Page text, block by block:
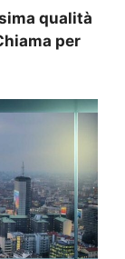
qualità
per